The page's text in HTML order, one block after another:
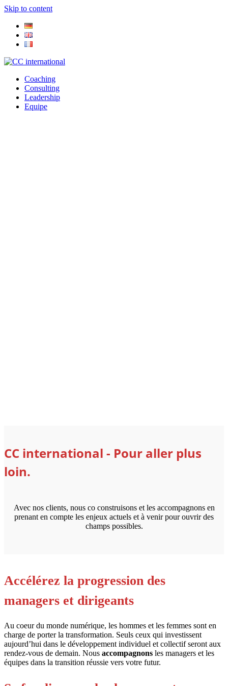
Skip to content
Coaching
Consulting
Leadership
Equipe
CC international - Pour aller plus
loin.
Avec nos clients, nous co construisons et les accompagnons en
prenant en compte les enjeux actuels et à venir pour ouvrir des
champs possibles.
Accélérez la progression des
managers et dirigeants
Au coeur du monde numérique, les hommes et les femmes sont en
charge de porter la transformation. Seuls ceux qui investissent
aujourd’hui dans le développement individuel et collectif seront aux
rendez-vous de demain. Nous accompagnons les managers et les
équipes dans la transition réussie vers votre futur.